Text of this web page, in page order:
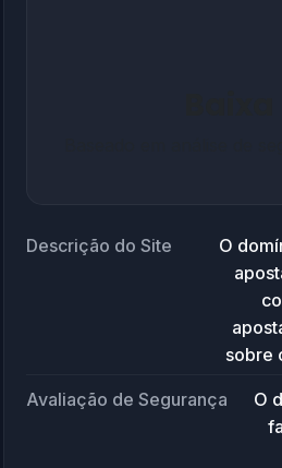
Descrição do Site
O
sobre
Avaliação de Segurança
O